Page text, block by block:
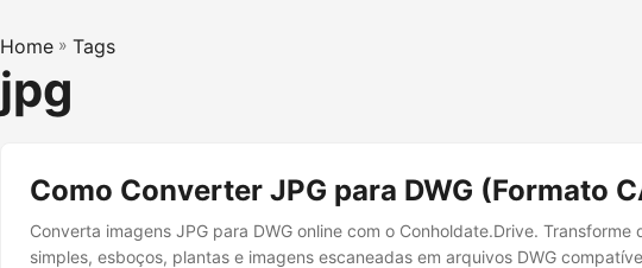
Home » Tags
jpg
Como Converter JPG para DWG (Formato
Converta imagens JPG para DWG online com o Conholdate.Drive. Transforme
simples, esboços, plantas e imagens escaneadas em arquivos DWG